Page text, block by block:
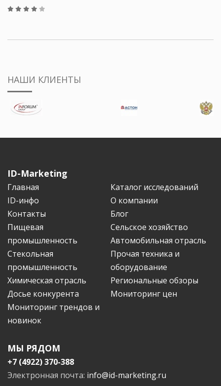
НАШИ КЛИЕНТЫ
ID-Marketing
Главная
Каталог исследований
ID-инфо
О компании
Контакты
Блог
Пищевая
промышленность
Сельское хозяйство
Автомобильная отрасль
Стекольная
промышленность
Прочая техника и
оборудование
Химическая отрасль
Региональные обзоры
Досье конкурента
Мониторинг цен
Мониторинг трендов и
новинок
МЫ РЯДОМ
+7 (4922) 370-388
Электронная почта: info@id-marketing.ru